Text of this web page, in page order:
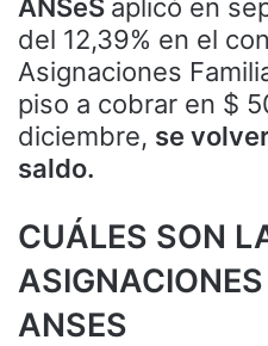
ANSeS aplicó en
del 12,39% en el
Asignaciones
piso a cobrar en $
diciembre, se
saldo.
CUÁLES SON
ANSES